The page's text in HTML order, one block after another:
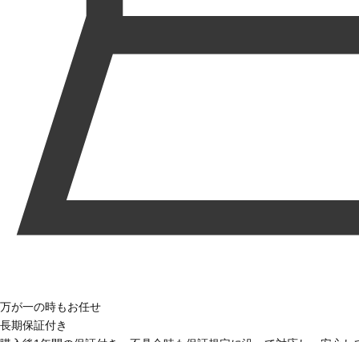
万が一の時もお任せ
長期保証付き